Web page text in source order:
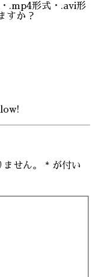
.mp4形式・.avi形
すか？
せん。 * が付い